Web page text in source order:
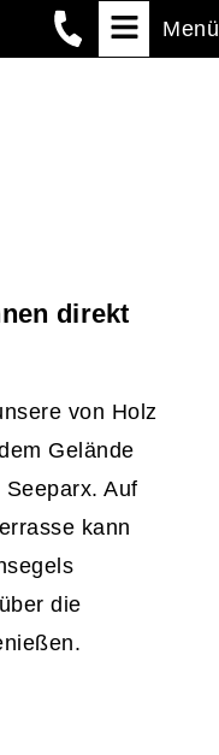
Menü
direkt
von Holz
Gelände
Auf
kann
die